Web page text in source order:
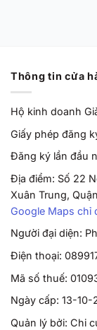
Thông tin cửa
Hộ kinh doanh
Giấy phép đăng
Đăng ký lần đầu
Địa điểm: Số 22
Xuân Trung,
Google Maps chỉ
Người đại diện:
Điện thoại:
Mã số thuế:
Ngày cấp: 13-10-
Quản lý bởi: Chi